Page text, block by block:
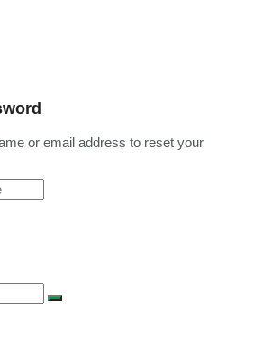
or email address to reset your